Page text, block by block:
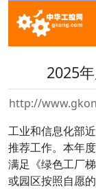
2025
http://
工业和信息化部
推荐工作。本年
满足《绿色工厂
或园区按照自愿